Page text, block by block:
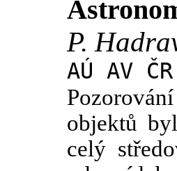
P.
AÚ AV ČR
objektů
celý